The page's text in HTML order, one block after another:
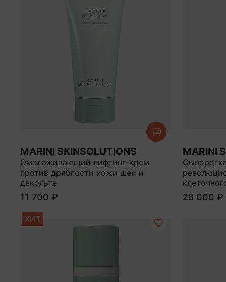
MARINI SKINSOLUTIONS
Омолаживающий лифтинг-крем
против дряблости кожи шеи и
декольте
11 700 ₽
MARINI
28 000 ₽
ХИТ